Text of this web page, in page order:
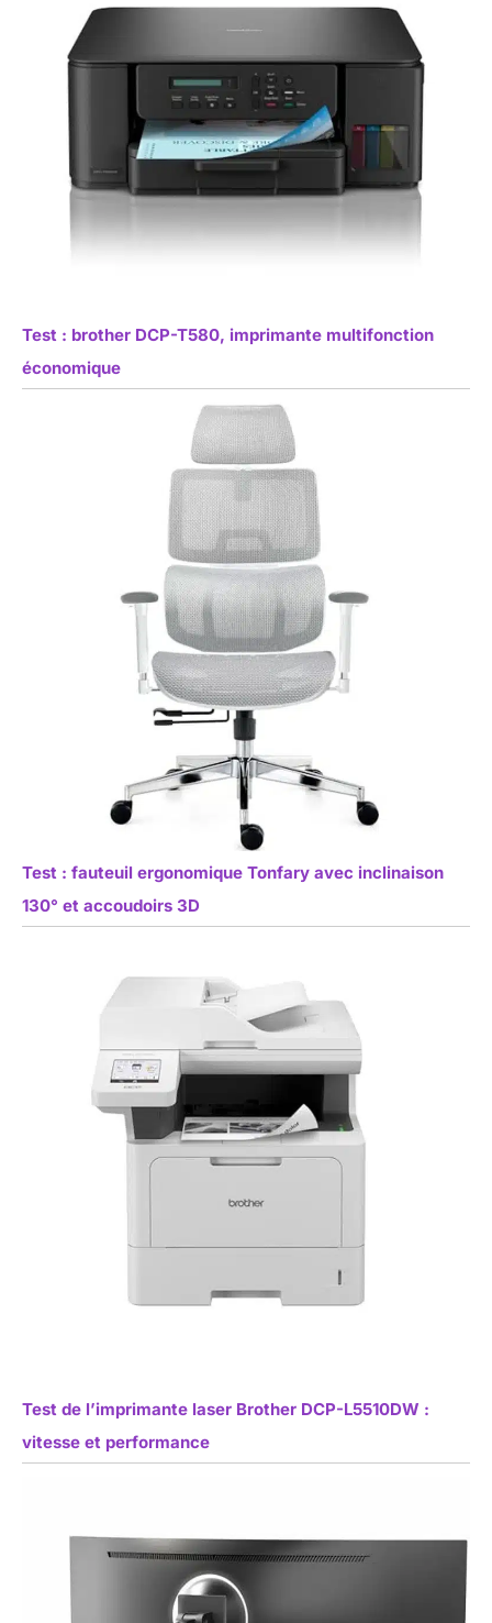
Test : brother DCP-T580, imprimante multifonction
économique
Test : fauteuil ergonomique Tonfary avec inclinaison
130° et accoudoirs 3D
Test de l’imprimante laser Brother DCP-L5510DW :
vitesse et performance